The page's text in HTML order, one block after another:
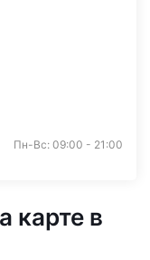
Пн-Вс: 09:00 - 21:00
карте в